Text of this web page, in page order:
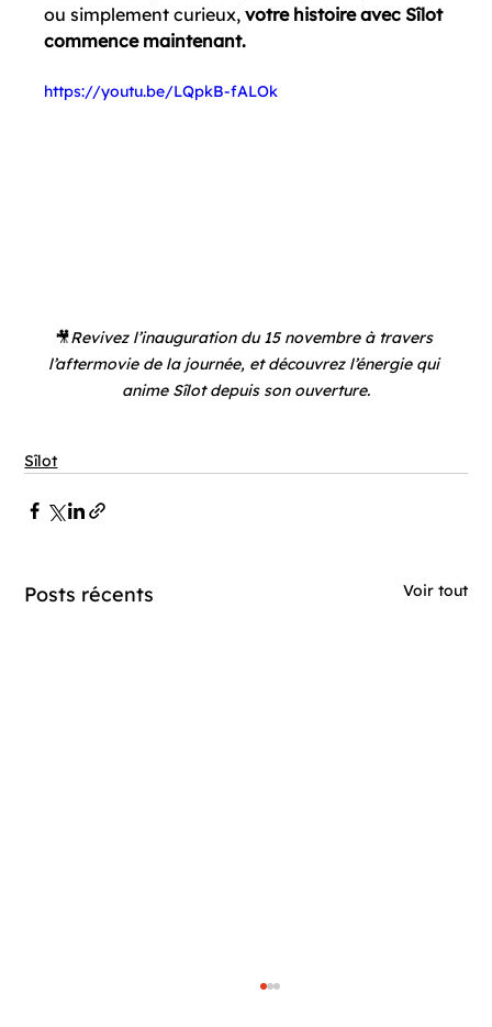
ou simplement curieux, votre histoire avec Sîlot
commence maintenant.
https://youtu.be/LQpkB-fALOk
🎥Revivez l’inauguration du 15 novembre à travers
l’aftermovie de la journée, et découvrez l’énergie qui
anime Sîlot depuis son ouverture.
Sîlot
Posts récents Voir tout